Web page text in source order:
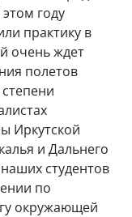
году
практику в
очень ждет
полетов
Иркутской
и Дальнего
студентов
по
окружающей